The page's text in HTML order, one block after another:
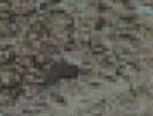
CINGO WÓZKI
NARZĘDZIOWE
CINGO WIELOFUNKCYJNY
CINGO ELEKTRYCZNY
BETONIARKI - BETON Z
TZW. "GRUCHY"
TREEMME CIĄGNIKI LEŚNE
SERIA MM
WOZIDŁO